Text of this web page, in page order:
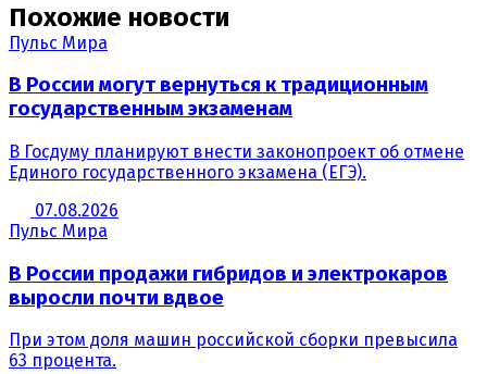
Похожие новости
Пульс Мира
В России могут вернуться к традиционным
государственным экзаменам
В Госдуму планируют внести законопроект об отмене
Единого государственного экзамена (ЕГЭ).
07.08.2026
Пульс Мира
В России продажи гибридов и электрокаров
выросли почти вдвое
При этом доля машин российской сборки превысила
63 процента.